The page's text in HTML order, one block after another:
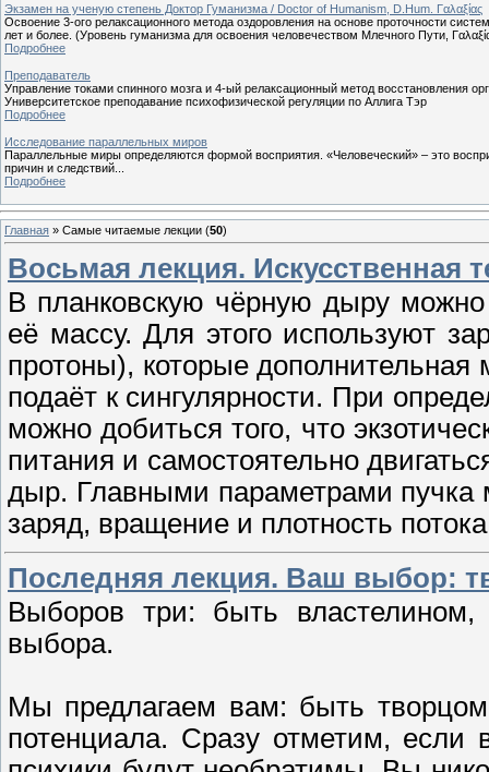
Экзамен на ученую степень Доктор Гуманизма / Doctor of Humanism, D.Hum. Γαλαξίας
Освоение 3-ого релаксационного метода оздоровления на основе проточности
лет и более. (Уровень гуманизма для освоения человечеством Млечного Пути,
Подробнее
Преподаватель
Управление токами спинного мозга и 4-ый релаксационный метод восстановления
Университетское преподавание психофизической регуляции по Аллига Тэр
Подробнее
Исследование параллельных миров
Параллельные миры определяются формой восприятия. «Человеческий» – это
причин и следствий...
Подробнее
Главная » Самые читаемые лекции (50)
Восьмая лекция. Искусственная
В планковскую чёрную дыру
её массу. Для этого используют
протоны), которые дополнительная
подаёт к сингулярности. При
можно добиться того, что
питания и самостоятельно
дыр. Главными параметрами пучка
заряд, вращение и плотность
Последняя лекция. Ваш выбор:
Выборов три: быть
выбора.
Мы предлагаем вам: быть творцом
потенциала. Сразу отметим, если